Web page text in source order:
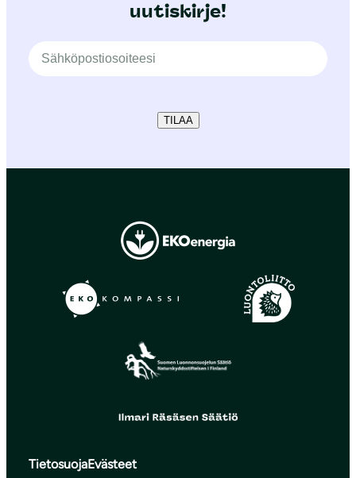
uutiskirje!
TILAA
TietosuojaEvästeet